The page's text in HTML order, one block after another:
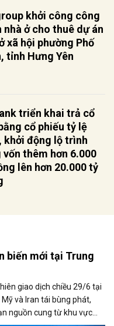
khởi công công
nhà ở cho thuê dự án
xã hội phường Phố
tỉnh Hưng Yên
triển khai trả cổ
cổ phiếu tỷ lệ
khởi động lộ trình
vốn thêm hơn 6.000
lên hơn 20.000 tỷ
biến mới tại Trung
giao dịch chiều 29/6 tại
và Iran tái bùng phát,
nguồn cung từ khu vực